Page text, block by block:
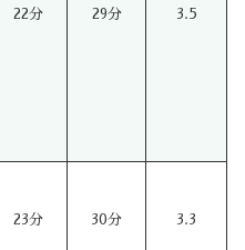
22分 29分 3.5
23分 30分 3.3